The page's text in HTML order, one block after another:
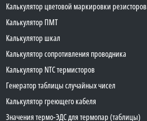
Калькулятор цветовой маркировки резисторов
Калькулятор ПМТ
Калькулятор шкал
Калькулятор сопротивления проводника
Калькулятор NTC термисторов
Генератор таблицы случайных чисел
Калькулятор греющего кабеля
Значения термо-ЭДС для термопар (таблицы)